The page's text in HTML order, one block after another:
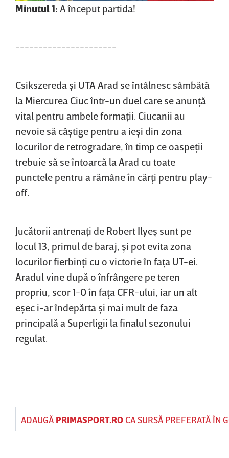
Minutul 1: A început partida!
----------------------
Csikszereda şi UTA Arad se întâlnesc sâmbătă
la Miercurea Ciuc într-un duel care se anunţă
vital pentru ambele formaţii. Ciucanii au
nevoie să câştige pentru a ieşi din zona
locurilor de retrogradare, în timp ce oaspeţii
trebuie să se întoarcă la Arad cu toate
punctele pentru a rămâne în cărţi pentru play-
off.
Jucătorii antrenaţi de Robert Ilyeş sunt pe
locul 13, primul de baraj, şi pot evita zona
locurilor fierbinţi cu o victorie în faţa UT-ei.
Aradul vine după o înfrângere pe teren
propriu, scor 1-0 în faţa CFR-ului, iar un alt
eşec i-ar îndepărta şi mai mult de faza
principală a Superligii la finalul sezonului
regulat.
ADAUGĂ PRIMASPORT.ROCA SURSĂ PREFERATĂ ÎN